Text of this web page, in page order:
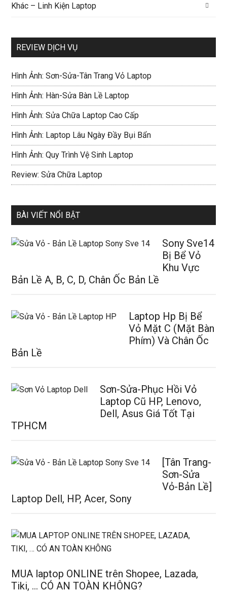
Khác – Linh Kiện Laptop
REVIEW DỊCH VỤ
Hình Ảnh: Sơn-Sửa-Tân Trang Vỏ Laptop
Hình Ảnh: Hàn-Sửa Bàn Lề Laptop
Hình Ảnh: Sửa Chữa Laptop Cao Cấp
Hình Ảnh: Laptop Lâu Ngày Đầy Bụi Bẩn
Hình Ảnh: Quy Trình Vệ Sinh Laptop
Review: Sửa Chữa Laptop
BÀI VIẾT NỔI BẬT
Sony Sve14
Bị Bể Vỏ
Khu Vực
Bản Lề A, B, C, D, Chân Ốc Bản Lề
Laptop Hp Bị Bể
Vỏ Mặt C (Mặt Bàn
Phím) Và Chân Ốc
Bản Lề
Sơn-Sửa-Phục Hồi Vỏ
Laptop Cũ HP, Lenovo,
Dell, Asus Giá Tốt Tại
TPHCM
[Tân Trang-
Sơn-Sửa
Vỏ-Bản Lề]
Laptop Dell, HP, Acer, Sony
MUA laptop ONLINE trên Shopee, Lazada,
Tiki, … CÓ AN TOÀN KHÔNG?